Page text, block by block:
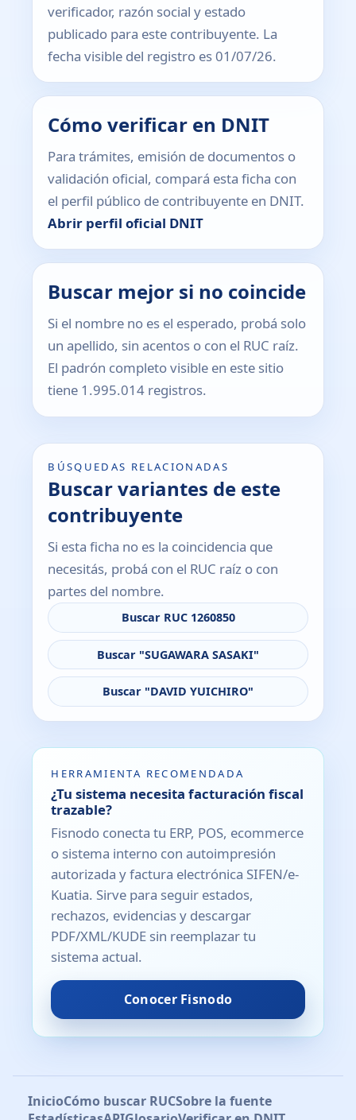
verificador, razón social y estado
publicado para este contribuyente. La
fecha visible del registro es 01/07/26.
Cómo verificar en DNIT
Para trámites, emisión de documentos o
validación oficial, compará esta ficha con
el perfil público de contribuyente en DNIT.
Abrir perfil oficial DNIT
Buscar mejor si no coincide
Si el nombre no es el esperado, probá solo
un apellido, sin acentos o con el RUC raíz.
El padrón completo visible en este sitio
tiene 1.995.014 registros.
BÚSQUEDAS RELACIONADAS
Buscar variantes de este
contribuyente
Si esta ficha no es la coincidencia que
necesitás, probá con el RUC raíz o con
partes del nombre.
Buscar RUC 1260850
Buscar "SUGAWARA SASAKI"
Buscar "DAVID YUICHIRO"
HERRAMIENTA RECOMENDADA
¿Tu sistema necesita facturación fiscal
trazable?
Fisnodo conecta tu ERP, POS, ecommerce
o sistema interno con autoimpresión
autorizada y factura electrónica SIFEN/e-
Kuatia. Sirve para seguir estados,
rechazos, evidencias y descargar
PDF/XML/KUDE sin reemplazar tu
sistema actual.
Conocer Fisnodo
InicioCómo buscar RUCSobre la fuente